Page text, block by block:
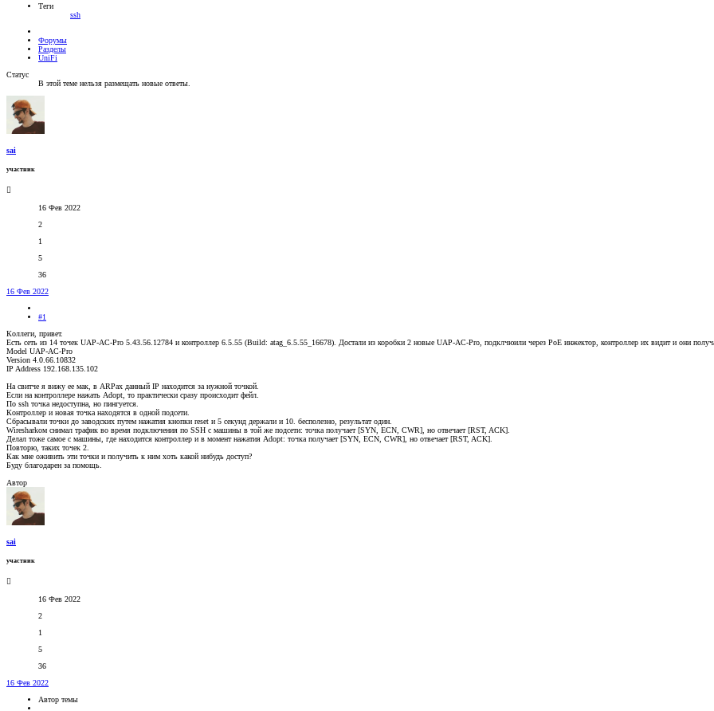
Теги
ssh
Форумы
Разделы
UniFi
Статус
В этой теме нельзя размещать новые ответы.
sai
участник
16 Фев 2022
2
1
5
36
16 Фев 2022
#1
Коллеги, привет.
Есть сеть из 14 точек UAP-AC-Pro 5.43.56.12784 и контроллер 6.5.55 (Build: atag_6.5.55_16678). Достали из коробки 2 новые UAP-AC-Pro, подклчюили через PoE инжектор, контроллер их видит и они
Model UAP-AC-Pro
Version 4.0.66.10832
IP Address 192.168.135.102
На свитче я вижу ее мак, в ARPах данный IP находится за нужной точкой.
Если на контроллере нажать Adopt, то практически сразу происходит фейл.
По ssh точка недоступна, но пингуется.
Контроллер и новая точка находятся в одной подсети.
Сбрасывали точки до заводских путем нажатия кнопки reset и 5 секунд держали и 10. бесполезно, результат один.
Wiresharkом снимал трафик во время подключения по SSH с машины в той же подсети: точка получает [SYN, ECN, CWR], но отвечает [RST, ACK].
Делал тоже самое с машины, где находится контроллер и в момент нажатия Adopt: точка получает [SYN, ECN, CWR], но отвечает [RST, ACK].
Повторю, таких точек 2.
Как мне оживить эти точки и получить к ним хоть какой нибудь доступ?
Буду благодарен за помощь.
Автор
sai
участник
16 Фев 2022
2
1
5
36
16 Фев 2022
Автор темы